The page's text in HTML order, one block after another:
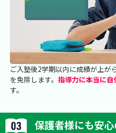
ご入塾後2学期以内に成績が上が
を免除します。 指導力に本当に
す。
保護者様にも安